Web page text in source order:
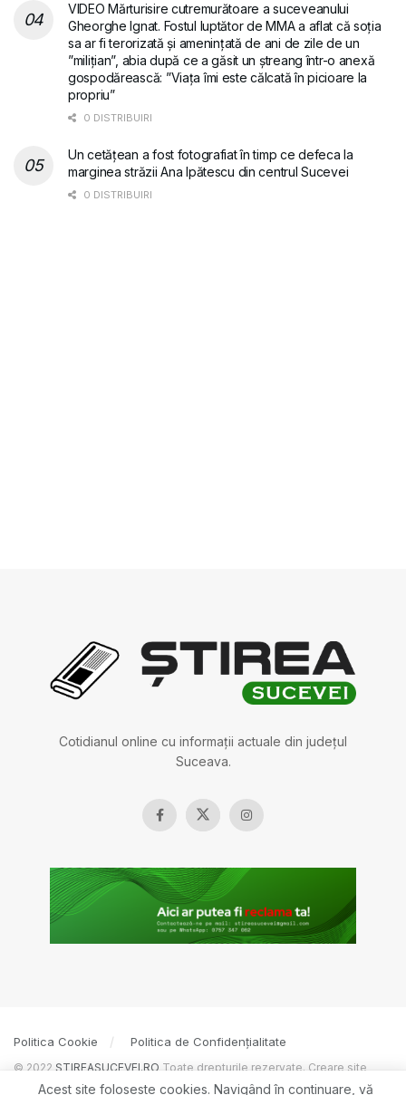
VIDEO Mărturisire cutremurătoare a suceveanului
Gheorghe Ignat. Fostul luptător de MMA a aflat că soția
sa ar fi terorizată și amenințată de ani de zile de un
”milițian”, abia după ce a găsit un ștreang într-o anexă
gospodărească: ”Viața îmi este călcată în picioare la
propriu”
0 DISTRIBUIRI
Un cetățean a fost fotografiat în timp ce defeca la
marginea străzii Ana Ipătescu din centrul Sucevei
0 DISTRIBUIRI
Cotidianul online cu informații actuale din județul
Suceava.
Politica Cookie Politica de Confidențialitate
© 2022 ȘTIREASUCEVEI.RO Toate drepturile rezervate. Creare site
BOSSNET
Acest site foloseste cookies. Navigând în continuare, vă